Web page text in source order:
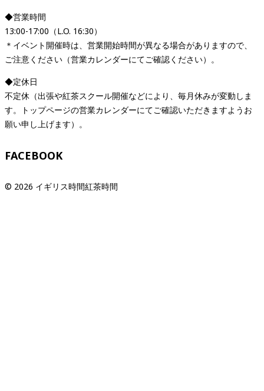
◆営業時間
13:00-17:00（L.O. 16:30）
＊イベント開催時は、営業開始時間が異なる場合がありますので、
ご注意ください（営業カレンダーにてご確認ください）。
◆定休日
不定休（出張や紅茶スクール開催などにより、毎月休みが変動しま
す。トップページの営業カレンダーにてご確認いただきますようお
願い申し上げます）。
FACEBOOK
© 2026 イギリス時間紅茶時間